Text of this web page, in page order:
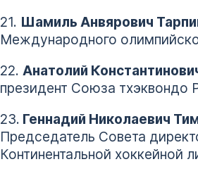
21. Шамиль Анвярович
Международного
22. Анатолий
президент Союза тхэквондо
23. Геннадий Николаевич
Председатель Совета
Континентальной хоккейной